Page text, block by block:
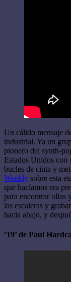
Un cálido mensaje
industrial. Ya un
pionero del synth-
Estados Unidos con
bucles de cinta y
Weekly sobre esta
que hacíamos era
para encontrar ollas
las escaleras y
hacia abajo, y
‘19’ de Paul